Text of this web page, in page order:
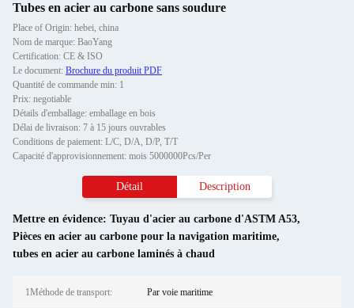
Tubes en acier au carbone sans soudure
Place of Origin: hebei, china
Nom de marque: BaoYang
Certification: CE & ISO
Le document: Brochure du produit PDF
Quantité de commande min: 1
Prix: negotiable
Détails d'emballage: emballage en bois
Délai de livraison: 7 à 15 jours ouvrables
Conditions de paiement: L/C, D/A, D/P, T/T
Capacité d'approvisionnement: mois 5000000Pcs/Per
Détail Description
Mettre en évidence: Tuyau d'acier au carbone d'ASTM A53,
Pièces en acier au carbone pour la navigation maritime,
tubes en acier au carbone laminés à chaud
1Méthode de transport: Par voie maritime